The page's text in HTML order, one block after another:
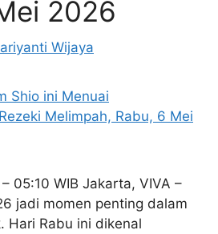
2026
Wijaya
05:10 WIB Jakarta, VIVA –
jadi momen penting dalam
Hari Rabu ini dikenal